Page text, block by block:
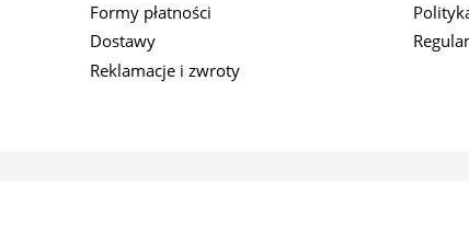
Formy płatności
Dostawy
Reklamacje i zwroty